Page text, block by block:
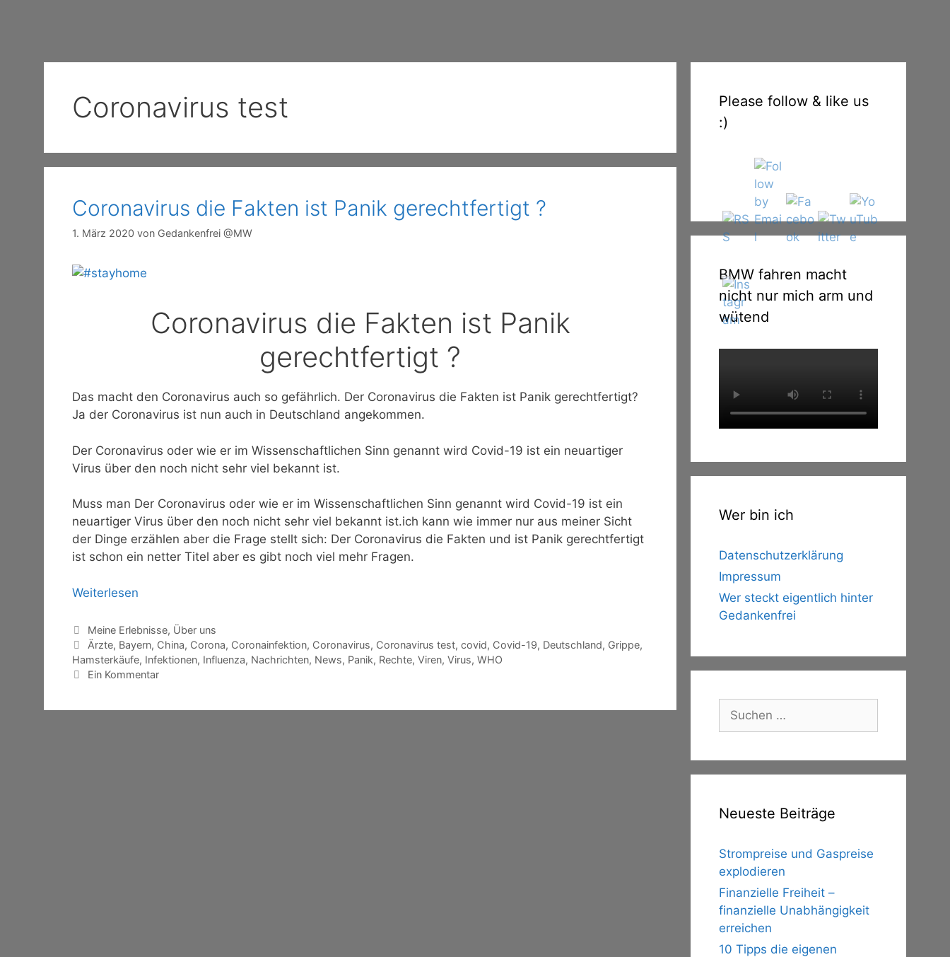
Coronavirus test
Coronavirus die Fakten ist Panik gerechtfertigt ?
1. März 2020 von Gedankenfrei @MW
Coronavirus die Fakten ist Panik
gerechtfertigt ?
Das macht den Coronavirus auch so gefährlich. Der Coronavirus die Fakten ist Panik gerechtfertigt?
Ja der Coronavirus ist nun auch in Deutschland angekommen.
Der Coronavirus oder wie er im Wissenschaftlichen Sinn genannt wird Covid-19 ist ein neuartiger
Virus über den noch nicht sehr viel bekannt ist.
Muss man Der Coronavirus oder wie er im Wissenschaftlichen Sinn genannt wird Covid-19 ist ein
neuartiger Virus über den noch nicht sehr viel bekannt ist.ich kann wie immer nur aus meiner Sicht
der Dinge erzählen aber die Frage stellt sich: Der Coronavirus die Fakten und ist Panik gerechtfertigt
ist schon ein netter Titel aber es gibt noch viel mehr Fragen.
Weiterlesen
Kategorien
Meine Erlebnisse, Über uns
Schlagwörter
Ärzte, Bayern, China, Corona, Coronainfektion, Coronavirus, Coronavirus test, covid, Covid-19, Deutschland, Grippe,
Hamsterkäufe, Infektionen, Influenza, Nachrichten, News, Panik, Rechte, Viren, Virus, WHO
Ein Kommentar
Please follow & like us
:)
BMW fahren macht
nicht nur mich arm und
wütend
Wer bin ich
Datenschutzerklärung
Impressum
Wer steckt eigentlich hinter
Gedankenfrei
nach:
Neueste Beiträge
Strompreise und Gaspreise
explodieren
Finanzielle Freiheit –
finanzielle Unabhängigkeit
erreichen
10 Tipps die eigenen